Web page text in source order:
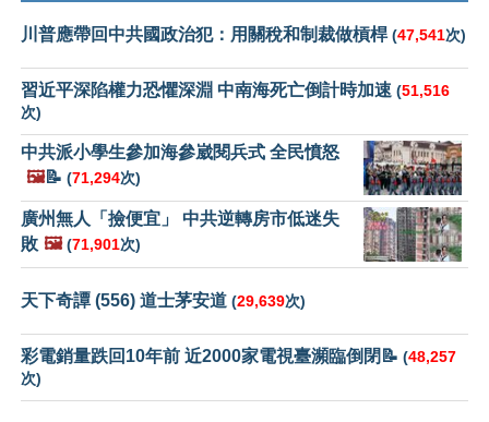
川普應帶回中共國政治犯：用關稅和制裁做槓桿(47,541次)
習近平深陷權力恐懼深淵 中南海死亡倒計時加速 (51,516
次)
中共派小學生參加海參崴閱兵式 全民憤怒
🖼️📝 (71,294次)
廣州無人「撿便宜」 中共逆轉房市低迷失
敗 🖼️ (71,901次)
天下奇譚 (556) 道士茅安道 (29,639次)
彩電銷量跌回10年前 近2000家電視臺瀕臨倒閉📝 (48,257
次)